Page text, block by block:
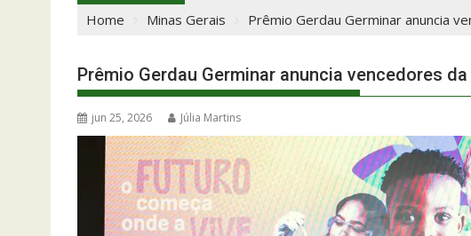
Home
Minas Gerais Prêmio Gerdau Germinar anuncia
Prêmio Gerdau Germinar anuncia vencedores
jun 25, 2026 Júlia Martins